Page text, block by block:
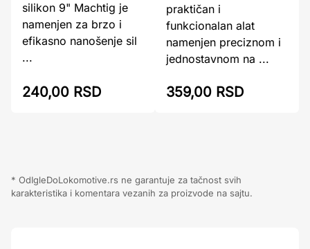
silikon 9" Machtig je
namenjen za brzo i
efikasno nanošenje sil
...
240,00 RSD
praktičan i
funkcionalan alat
namenjen preciznom i
jednostavnom na ...
359,00 RSD
* OdIgleDoLokomotive.rs ne garantuje za tačnost svih
karakteristika i komentara vezanih za proizvode na sajtu.